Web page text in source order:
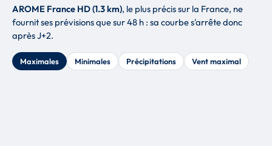
AROME France HD (1.3 km), le plus précis sur la France, ne
fournit ses prévisions que sur 48 h : sa courbe s'arrête donc
après J+2.
Maximales Minimales Précipitations Vent maximal